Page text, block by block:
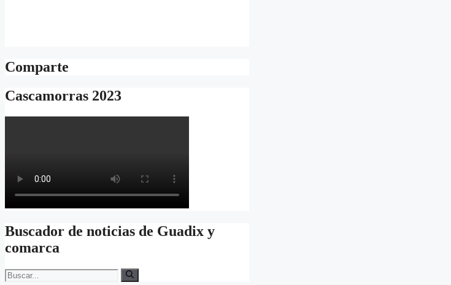
Comparte
Cascamorras 2023
Buscador de noticias de Guadix y
comarca
Buscar: